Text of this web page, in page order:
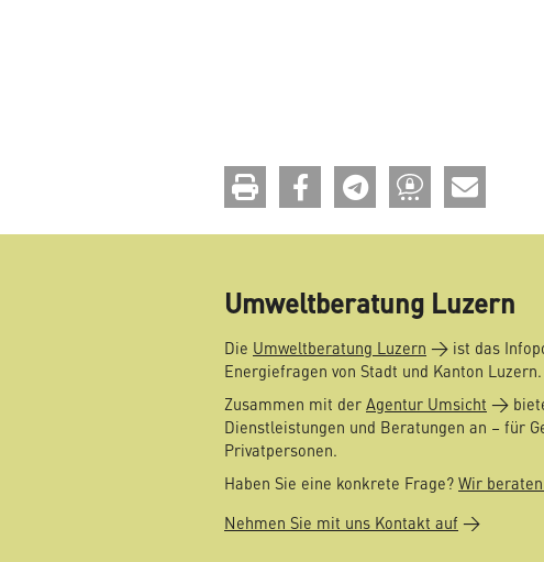
drucken teilen teilen
Umweltberatung Luzern
Die Umweltberatung Luzern
ist das
Energiefragen von Stadt und Kanton Luzern.
Zusammen mit der Agentur Umsicht
Dienstleistungen und Beratungen an – für
Privatpersonen.
Haben Sie eine konkrete Frage? Wir
Nehmen Sie mit uns Kontakt auf